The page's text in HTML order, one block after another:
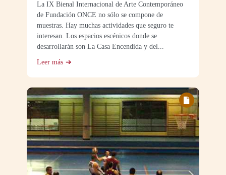
La IX Bienal Internacional de Arte Contemporáneo
de Fundación ONCE no sólo se compone de
muestras. Hay muchas actividades que seguro te
interesan. Los espacios escénicos donde se
desarrollarán son La Casa Encendida y del...
Leer más